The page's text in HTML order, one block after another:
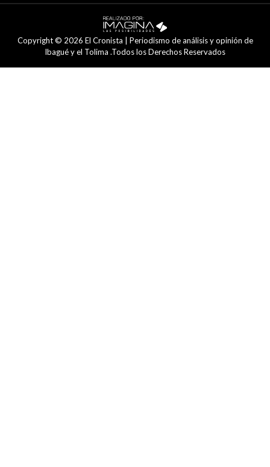
Copyright © 2026 El Cronista | Periodismo de análisis y opinión de
Ibagué y el Tolima .Todos los Derechos Reservados